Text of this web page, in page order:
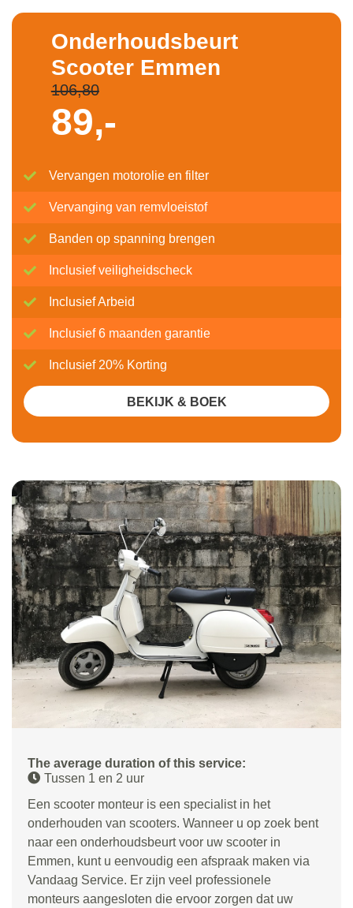
The average duration of this service:
Tussen 1 en 2 uur
Een scooter monteur is een specialist in het
onderhouden van scooters. Wanneer u op zoek bent
naar een onderhoudsbeurt voor uw scooter in
Emmen, kunt u eenvoudig een afspraak maken via
Vandaag Service. Er zijn veel professionele
monteurs aangesloten die ervoor zorgen dat uw
Onderhoudsbeurt
Scooter Emmen
106,80
89,-
Vervangen motorolie en filter
Vervanging van remvloeistof
Banden op spanning brengen
Inclusief veiligheidscheck
Inclusief Arbeid
Inclusief 6 maanden garantie
Inclusief 20% Korting
BEKIJK & BOEK